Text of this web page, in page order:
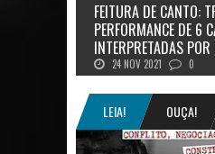
FEITURA DE CANTO:
PERFORMANCE DE 6
INTERPRETADAS
24 NOV 2021 0
LEIA! OUÇA!